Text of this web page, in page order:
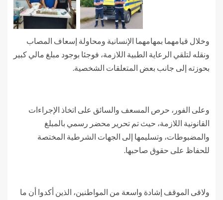
وخلال قيامهما بمهامهما الإنسانية ومحاولة إسعاف المصاب
ونقله لتلقي الرعاية الطبية اللازمة، فوجئا بوجود مبلغ مالي كبير
بحوزته إلى جانب بعض المتعلقات الشخصية.
وعلى الفور، حرص المسعف والسائق على اتخاذ الإجراءات
القانونية اللازمة، حيث تم تحرير محضر رسمي بالمبلغ
والمضبوطات، وتسليمها إلى الجهات الشرطية المختصة
للحفاظ على حقوق صاحبها.
ولاقى الموقف إشادة واسعة من المواطنين، الذين أكدوا أن ما